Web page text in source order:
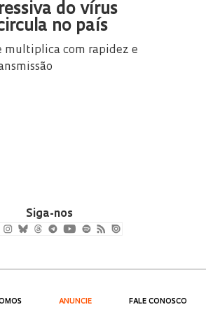
do vírus
no país
multiplica com rapidez e
Siga-nos
ANUNCIE FALE CONOSCO